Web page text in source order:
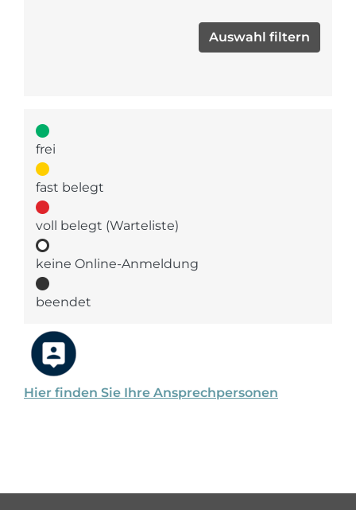
Hier finden Sie Ihre Ansprechpersonen
frei
fast belegt
voll belegt (Warteliste)
keine Online-Anmeldung
beendet